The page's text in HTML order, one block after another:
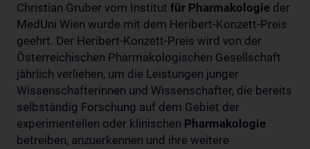
Christian Gruber vom Institut für Pharmakologie der
MedUni Wien wurde mit dem Heribert-Konzett-Preis
geehrt. Der Heribert-Konzett-Preis wird von der
Österreichischen Pharmakologischen Gesellschaft
jährlich verliehen, um die Leistungen junger
Wissenschafterinnen und Wissenschafter, die bereits
selbständig Forschung auf dem Gebiet der
experimentellen oder klinischen Pharmakologie
betreiben, anzuerkennen und ihre weitere